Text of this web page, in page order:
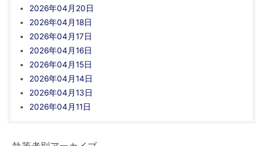
2026年04月20日
2026年04月18日
2026年04月17日
2026年04月16日
2026年04月15日
2026年04月14日
2026年04月13日
2026年04月11日